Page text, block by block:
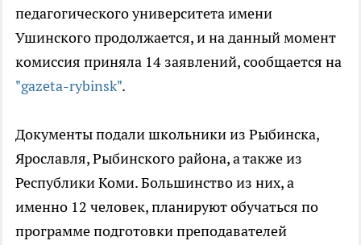
педагогического университета имени
Ушинского продолжается, и на данный момент
комиссия приняла 14 заявлений, сообщается на
"gazeta-rybinsk".
Документы подали школьники из Рыбинска,
Ярославля, Рыбинского района, а также из
Республики Коми. Большинство из них, а
именно 12 человек, планируют обучаться по
программе подготовки преподавателей